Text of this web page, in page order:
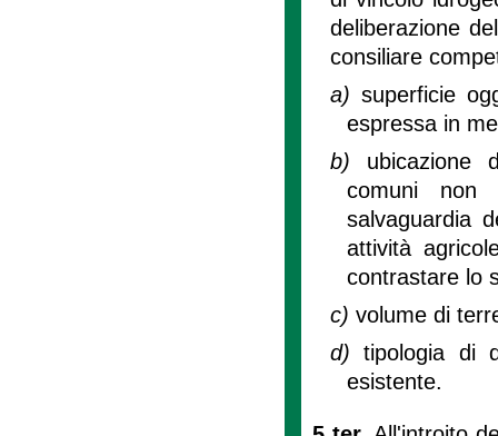
deliberazione
consiliare
a) superficie
espressa in
b) ubicazione
comuni non
salvaguardia
attività
contrastare lo
c) volume di
d)tipologia di
esistente.